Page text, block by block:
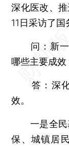
深化医改、
11日采访了国
问：新一
哪些主要成效
答：深化
效。
一是全民
保、城镇居